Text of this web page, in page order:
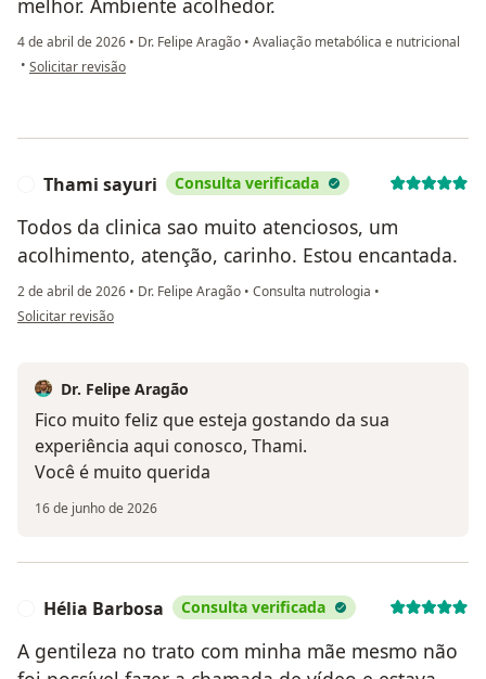
4 de abril de 2026 • Dr. Felipe Aragão • Avaliação metabólica e nutricional
• na opinião do utilizador IB
Solicitar revisão
Thami sayuri Consulta verificada
Todos da clinica sao muito atenciosos, um
acolhimento, atenção, carinho. Estou encantada.
2 de abril de 2026 • Dr. Felipe Aragão • Consulta nutrologia •
na opinião do utilizador Thami sayuri
Solicitar revisão
Dr. Felipe Aragão
Fico muito feliz que esteja gostando da sua
experiência aqui conosco, Thami.
Você é muito querida
16 de junho de 2026
Hélia Barbosa Consulta verificada
A gentileza no trato com minha mãe mesmo não